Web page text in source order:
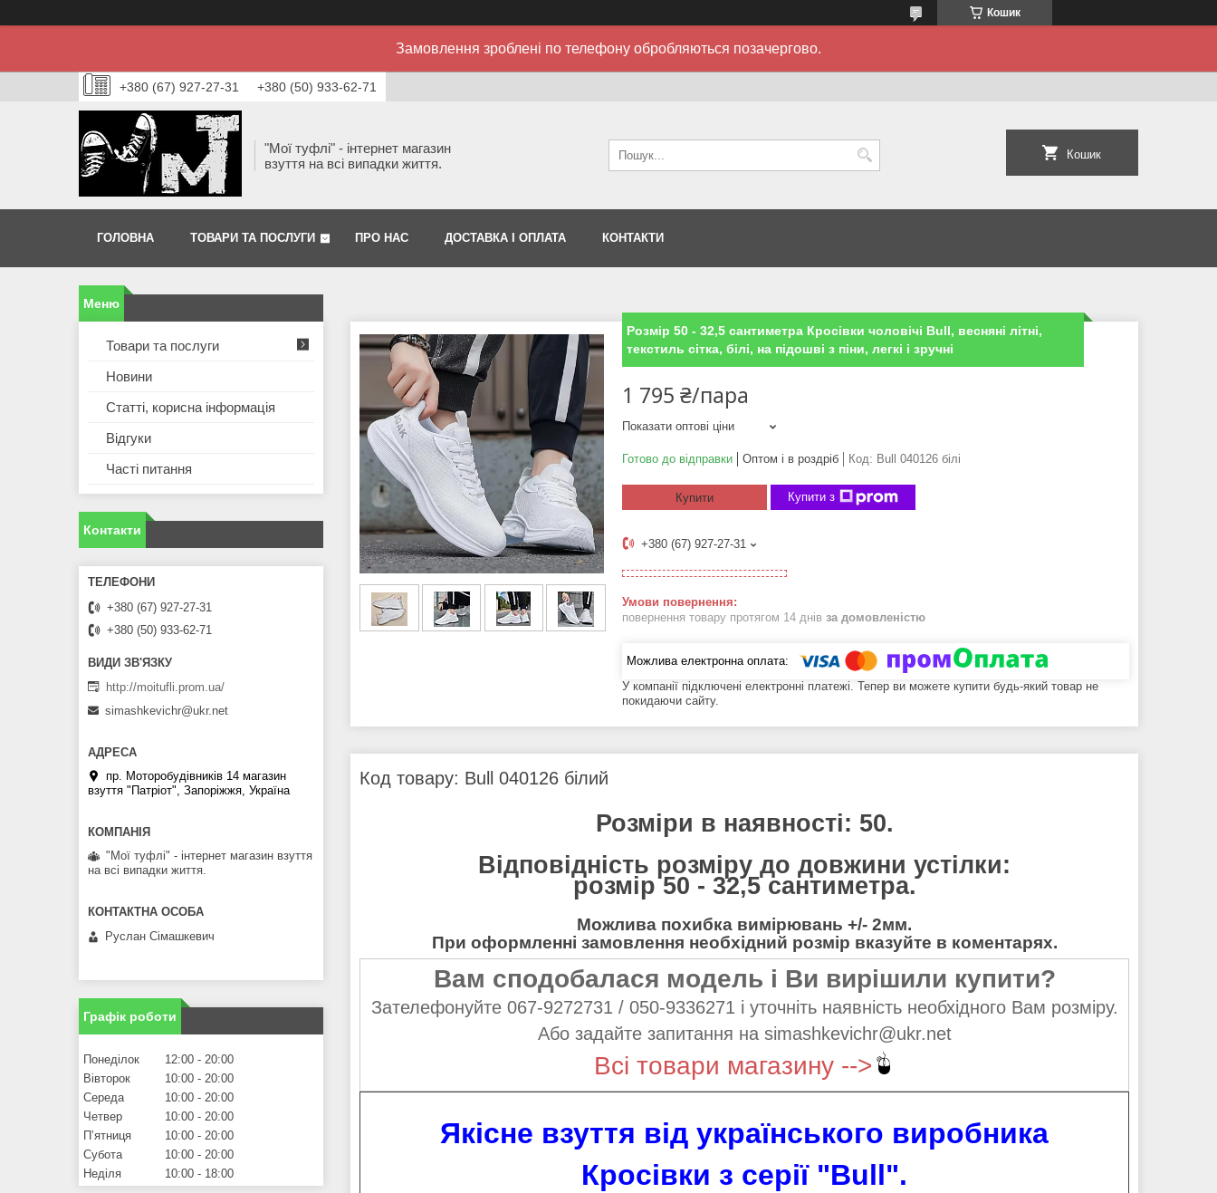
Кошик
Замовлення зроблені по телефону обробляються позачергово.
+380 (67) 927-27-31 +380 (50) 933-62-71
"Мої туфлі" - інтернет магазин
взуття на всі випадки життя.
Кошик
ГОЛОВНА ТОВАРИ ТА ПОСЛУГИ ПРО НАС ДОСТАВКА І ОПЛАТА КОНТАКТИ
Розмір 50 - 32,5 сантиметра Кросівки чоловічі Bull, весняні літні,
текстиль сітка, білі, на підошві з піни, легкі і зручні
1 795 ₴/пара
Показати оптові ціни
Готово до відправки Оптом і в роздріб Код: Bull 040126 білі
Купити Купити з
+380 (67) 927-27-31
повернення товару протягом 14 днів за домовленістю
У компанії підключені електронні платежі. Тепер ви можете купити будь-який товар не
покидаючи сайту.
Код товару: Bull 040126 білий
Розміри в наявності: 50.
Відповідність розміру до довжини устілки:
розмір 50 - 32,5 сантиметра.
Можлива похибка вимірювань +/- 2мм.
При оформленні замовлення необхідний розмір вказуйте в коментарях.
Вам сподобалася модель і Ви вирішили купити?
Зателефонуйте 067-9272731 / 050-9336271 і уточніть наявність необхідного Вам розміру.
Або задайте запитання на simashkevichr@ukr.net
Всі товари магазину -->
Якісне взуття від українського виробника
Кросівки з серії "Bull".
Товари та послуги
Новини
Статті, корисна інформація
Відгуки
Часті питання
Контакти
+380 (67) 927-27-31
+380 (50) 933-62-71
http://moitufli.prom.ua/
simashkevichr@ukr.net
пр. Моторобудівників 14 магазин
взуття "Патріот", Запоріжжя, Україна
"Мої туфлі" - інтернет магазин взуття
на всі випадки життя.
Руслан Сімашкевич
Графік роботи
Понеділок 12:00
20:00
Вівторок
10:00
20:00
Середа
10:00
20:00
Четвер
10:00
20:00
Пʼятниця
10:00
20:00
Субота
10:00
20:00
Неділя
10:00 18:00